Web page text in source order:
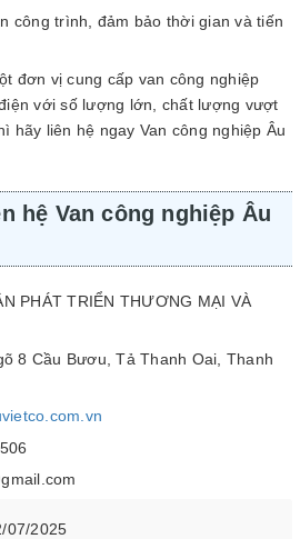
công trình, đảm bảo thời gian và tiến
đơn vị cung cấp van công nghiệp
với số lượng lớn, chất lượng vượt
hãy liên hệ ngay Van công nghiệp Âu
hệ Van công nghiệp Âu
PHÁT TRIỂN THƯƠNG MẠI VÀ
8 Cầu Bươu, Tả Thanh Oai, Thanh
07/2025